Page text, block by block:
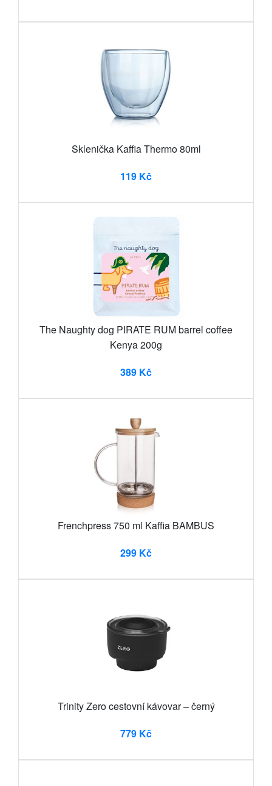
Sklenička Kaffia Thermo 80ml
119 Kč
The Naughty dog PIRATE RUM barrel coffee
Kenya 200g
389 Kč
Frenchpress 750 ml Kaffia BAMBUS
299 Kč
Trinity Zero cestovní kávovar – černý
779 Kč